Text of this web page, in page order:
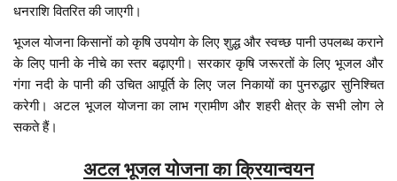
धनराशि वितरित की जाएगी।
भूजल योजना किसानों को कृषि उपयोग के लिए शुद्ध और स्वच्छ पानी उपलब्ध कराने
के लिए पानी के नीचे का स्तर बढ़ाएगी। सरकार कृषि जरूरतों के लिए भूजल और
गंगा नदी के पानी की उचित आपूर्ति के लिए जल निकायों का पुनरुद्धार सुनिश्चित
करेगी। अटल भूजल योजना का लाभ ग्रामीण और शहरी क्षेत्र के सभी लोग ले
सकते हैं।
अटल भूजल योजना का क्रियान्वयन